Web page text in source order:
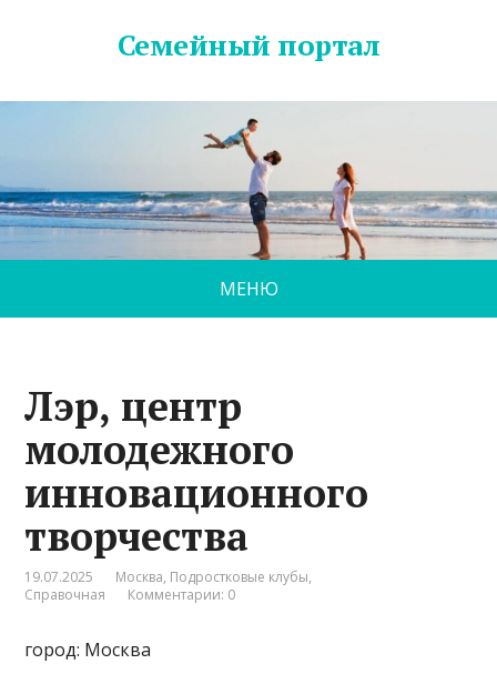
Семейный портал
МЕНЮ
Лэр, центр
молодежного
инновационного
творчества
19.07.2025 Москва, Подростковые клубы,
Справочная
Комментарии: 0
город: Москва